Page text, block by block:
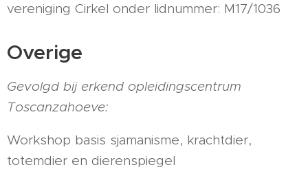
vereniging Cirkel onder lidnummer: M17/1036
Overige
Gevolgd bij erkend opleidingscentrum
Toscanzahoeve:
Workshop basis sjamanisme, krachtdier,
totemdier en dierenspiegel